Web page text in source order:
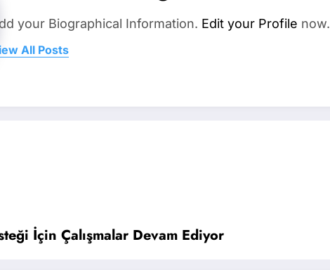
your Biographical Information. Edit your Profile now.
All Posts
İçin Çalışmalar Devam Ediyor